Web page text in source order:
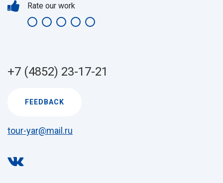
Rate our work
+7 (4852) 23-17-21
FEEDBACK
tour-yar@mail.ru